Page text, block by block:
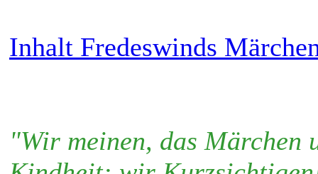
Inhalt Fredeswinds
"Wir meinen, das Märchen